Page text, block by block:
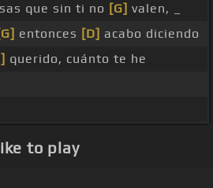
que sin ti no [G] valen, _
entonces [D] acabo diciendo
querido, cuánto te he
to play